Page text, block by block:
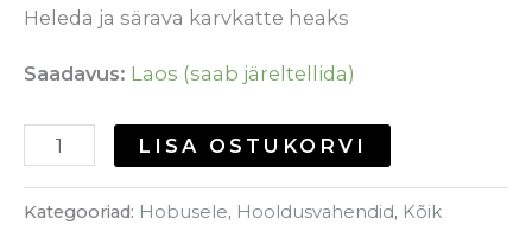
Heleda ja särava karvkatte heaks
Saadavus: Laos (saab järeltellida)
LISA OSTUKORVI
Kategooriad: Hobusele, Hooldusvahendid, Kõik